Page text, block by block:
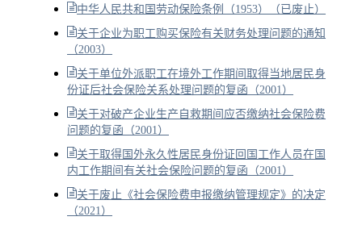
中华人民共和国劳动保险条例（1953）（已废止）
关于企业为职工购买保险有关财务处理问题的通知
（2003）
关于单位外派职工在境外工作期间取得当地居民身
份证后社会保险关系处理问题的复函（2001）
关于对破产企业生产自救期间应否缴纳社会保险费
问题的复函（2001）
关于取得国外永久性居民身份证回国工作人员在国
内工作期间有关社会保险问题的复函（2001）
关于废止《社会保险费申报缴纳管理规定》的决定
（2021）